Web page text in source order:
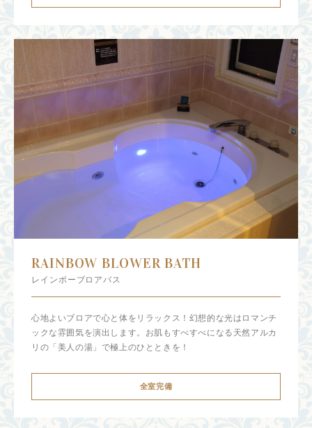
RAINBOW BLOWER BATH
レインボーブロアバス
心地よいブロアで心と体をリラックス！幻想的な光はロマンチ
ックな雰囲気を演出します。お肌もすべすべになる天然アルカ
リの「美人の湯」で極上のひとときを！
全室完備